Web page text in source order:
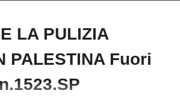
Copy Embed Code
LA PULIZIA
PALESTINA Fuori